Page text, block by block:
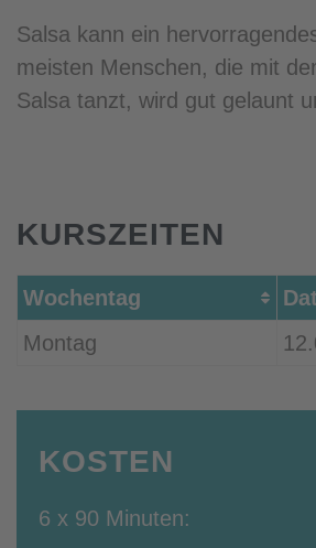
Salsa kann ein
meisten Menschen, die mit
Salsa tanzt, wird gut gelaunt
KURSZEITEN
Wochentag
Montag
KOSTEN
6 x 90 Minuten: